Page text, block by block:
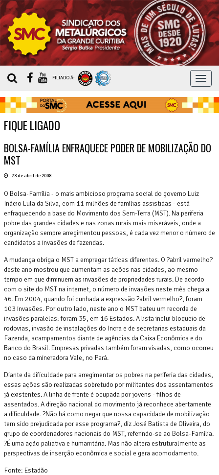
MENU
FILIADO À:
FIQUE LIGADO
BOLSA-FAMÍLIA ENFRAQUECE PODER DE MOBILIZAÇÃO DO
MST
28 de abril de 2008
O Bolsa-Família - o mais ambicioso programa social do governo Luiz
Inácio Lula da Silva, com 11 milhões de famílias assistidas - está
enfraquecendo a base do Movimento dos Sem-Terra (MST). Na periferia
pobre das grandes cidades e nas zonas rurais mais miseráveis, onde a
organização sempre arregimentou pessoas, é cada vez menor o número de
candidatos a invasões de fazendas.
A mudança obriga o MST a empregar táticas diferentes. O ?abril vermelho?
deste ano mostrou que aumentam as ações nas cidades, ao mesmo
tempo em que diminuem as invasões de propriedades rurais. De acordo
com o site do MST na internet, o número de invasões neste mês chega a
46. Em 2004, quando foi cunhada a expressão ?abril vermelho?, foram
103 invasões. Por outro lado, neste ano o MST bateu um recorde de
invasões paralelas: foram 35, em 16 Estados. A lista inclui bloqueio de
rodovias, invasão de instalações do Incra e de secretarias estaduais da
Fazenda, acampamentos diante de agências da Caixa Econômica e do
Banco do Brasil. Empresas privadas também foram visadas, como ocorreu
no caso da mineradora Vale, no Pará.
Diante da dificuldade para arregimentar os pobres na periferia das cidades,
essas ações são realizadas sobretudo por militantes dos assentamentos
já existentes. A linha de frente é ocupada por jovens - filhos de
assentados. A direção nacional do movimento já reconhece abertamente
a dificuldade. ?Não há como negar que nossa capacidade de mobilização
tem sido prejudicada por esse programa?, diz José Batista de Oliveira, do
grupo de coordenadores nacionais do MST, referindo-se ao Bolsa-Família.
?É uma ação paliativa e humanitária. Mas não altera estruturalmente as
perspectivas de inserção econômica e social e gera acomodamento.
Fonte: Estadão